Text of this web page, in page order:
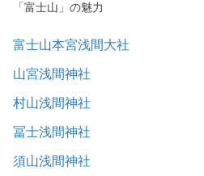
「富士山」の魅力
富士山本宮浅間大社
山宮浅間神社
村山浅間神社
冨士浅間神社
須山浅間神社